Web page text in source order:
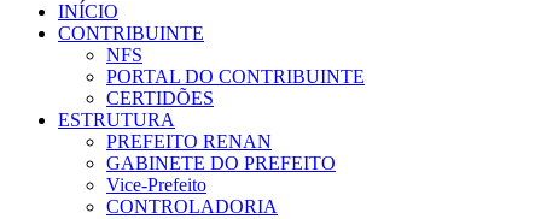
INÍCIO
CONTRIBUINTE
NFS
PORTAL DO CONTRIBUINTE
CERTIDÕES
ESTRUTURA
PREFEITO RENAN
GABINETE DO PREFEITO
Vice-Prefeito
CONTROLADORIA